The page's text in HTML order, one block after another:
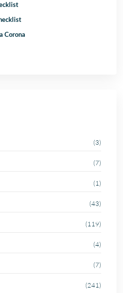
Corona
(3)
(7)
(1)
(43)
(119)
(4)
(7)
(241)